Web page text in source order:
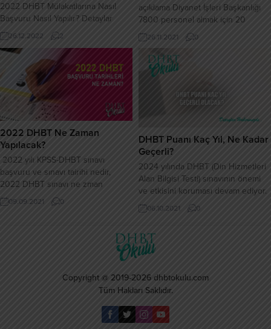
2022 DHBT Mülakatlarına Nasıl
Başvuru Nasıl Yapılır? Detaylar
Haberimizde Adım Adım
Anlatılmıştır!
26.12.2022 2
açıklama Diyanet İşleri Başkanlığı
7800 personel almak için 20
Ekim’de ilana çıkmıştı. Diyanet,
personel alımı için başvuruları 26
Kasım’a kadar uzattı. 2021 Yılı 4/B
Sözleşmeli Personel (KKÖ, İ-H, M,K)
Alımı Sınavına başvuru süresi
26.11.2021 tarihi saat 16:30’a kadar
uzatılmıştır. İlgililere duyurulur.
26.11.2021 0
2022 DHBT Ne Zaman
Yapılacak?
2022 yılı KPSS-DHBT sınavı
başvuru ve sınavı tairihi nedir,
2022 DHBT sınavı ne zman
yapılacak detaylar yazımızda…
2022 KPSS-DHBT Sınavı Başvuru
DHBT sınavı başvuruları 07 Ekim –
DHBT Sınavı Ne Zaman? 2022
09.09.2021 0
DHBT Puanı Kaç Yıl, Ne Kadar
Geçerli?
2024 yılında DHBT (Din Hizmetleri
Alan Bilgisi Testi) sınavının önemi
ve etkisini koruması devam ediyor.
Bu sınav, Diyanet İşleri Başkanlığı
tarafından Kur’an kursu öğreticisi,
pozisyonlara yapılan alımlarda
adayların mesleki yeterliliklerini
düzenlenmektedir. İlk olarak 2014
yılında başlatılan ve çift yıllarda
alan...
06.10.2021 0
Copyright @ 2019-2026 dhbtokulu.com
Tüm Hakları Saklıdır.